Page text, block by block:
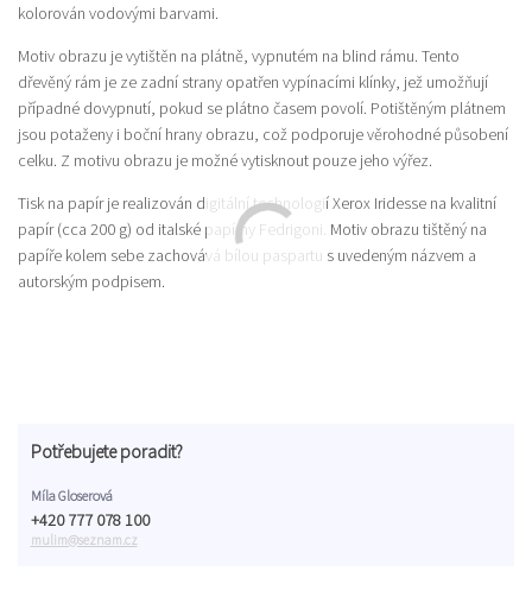
kolorován vodovými barvami.
Motiv obrazu je vytištěn na plátně, vypnutém na blind rámu. Tento
dřevěný rám je ze zadní strany opatřen vypínacími klínky, jež umožňují
případné dovypnutí, pokud se plátno časem povolí. Potištěným plátnem
jsou potaženy i boční hrany obrazu, což podporuje věrohodné působení
celku. Z motivu obrazu je možné vytisknout pouze jeho výřez.
Tisk na papír je realizován digitální technologií Xerox Iridesse na kvalitní
papír (cca 200 g) od italské papírny Fedrigoni. Motiv obrazu tištěný na
papíře kolem sebe zachovává bílou paspartu s uvedeným názvem a
autorským podpisem.
Potřebujete poradit?
Míla Gloserová
+420 777 078 100
mulim@seznam.cz